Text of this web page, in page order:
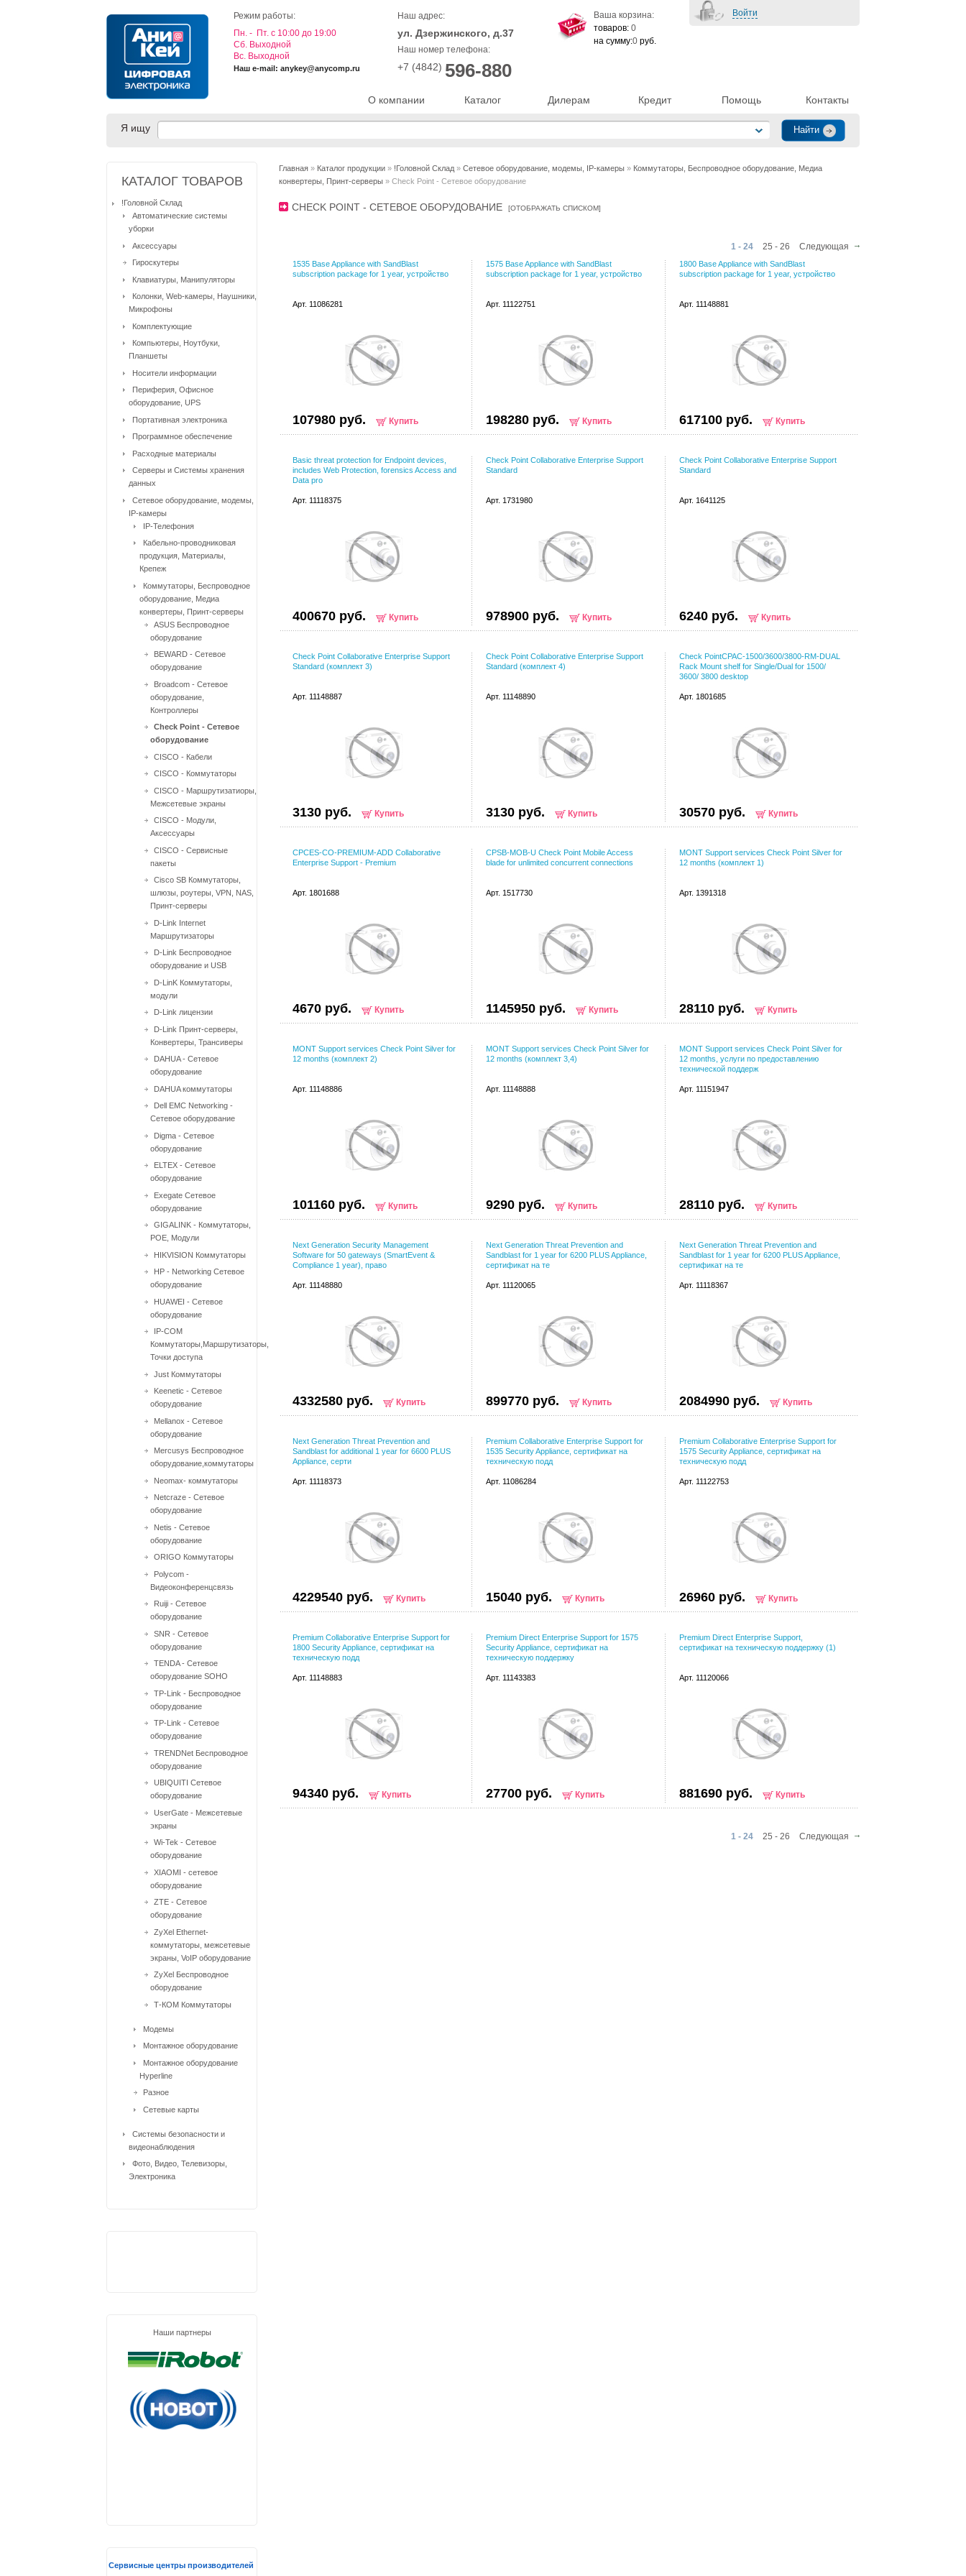
О компании Каталог Дилерам Кредит Помощь Контакты
Режим работы:
Пн. - Пт. с 10:00 до 19:00
Cб. Выходной
Вс. Выходной
Наш e-mail: anykey@anycomp.ru
Наш адрес:
ул. Дзержинского, д.37
Наш номер телефона:
+7 (4842) 596-880
Войти
Ваша корзина:
товаров: 0
на сумму:0 руб.
Я ищу
Главная » Каталог продукции » !Головной Склад » Сетевое оборудование, модемы, IP-камеры » Коммутаторы, Беспроводное оборудование, Медиа
конвертеры, Принт-серверы » Check Point - Сетевое оборудование
CHECK POINT - СЕТЕВОЕ ОБОРУДОВАНИЕ [ОТОБРАЖАТЬ СПИСКОМ]
1 - 24 25 - 26 Следующая
1535 Base Appliance with SandBlast
subscription package for 1 year, устройство
Арт. 11086281
107980 руб. Купить
1575 Base Appliance with SandBlast
subscription package for 1 year, устройство
Арт. 11122751
198280 руб. Купить
1800 Base Appliance with SandBlast
subscription package for 1 year, устройство
Арт. 11148881
617100 руб. Купить
Basic threat protection for Endpoint devices,
includes Web Protection, forensics Access and
Data pro
Арт. 11118375
400670 руб. Купить
Check Point Collaborative Enterprise Support
Standard
Арт. 1731980
978900 руб. Купить
Check Point Collaborative Enterprise Support
Standard
Арт. 1641125
6240 руб. Купить
Check Point Collaborative Enterprise Support
Standard (комплект 3)
Арт. 11148887
3130 руб. Купить
Check Point Collaborative Enterprise Support
Standard (комплект 4)
Арт. 11148890
3130 руб. Купить
Check PointCPAC-1500/3600/3800-RM-DUAL
Rack Mount shelf for Single/Dual for 1500/
3600/ 3800 desktop
Арт. 1801685
30570 руб. Купить
CPCES-CO-PREMIUM-ADD Collaborative
Enterprise Support - Premium
Арт. 1801688
4670 руб. Купить
CPSB-MOB-U Check Point Mobile Access
blade for unlimited concurrent connections
Арт. 1517730
1145950 руб. Купить
MONT Support services Check Point Silver for
12 months (комплект 1)
Арт. 1391318
28110 руб. Купить
MONT Support services Check Point Silver for
12 months (комплект 2)
Арт. 11148886
101160 руб. Купить
MONT Support services Check Point Silver for
12 months (комплект 3,4)
Арт. 11148888
9290 руб. Купить
MONT Support services Check Point Silver for
12 months, услуги по предоставлению
технической поддерж
Арт. 11151947
28110 руб. Купить
Next Generation Security Management
Software for 50 gateways (SmartEvent &
Compliance 1 year), право
Арт. 11148880
4332580 руб. Купить
Next Generation Threat Prevention and
Sandblast for 1 year for 6200 PLUS Appliance,
сертификат на те
Арт. 11120065
899770 руб. Купить
Next Generation Threat Prevention and
Sandblast for 1 year for 6200 PLUS Appliance,
сертификат на те
Арт. 11118367
2084990 руб. Купить
Next Generation Threat Prevention and
Sandblast for additional 1 year for 6600 PLUS
Appliance, серти
Арт. 11118373
4229540 руб. Купить
Premium Collaborative Enterprise Support for
1535 Security Appliance, сертификат на
техническую подд
Арт. 11086284
15040 руб. Купить
Premium Collaborative Enterprise Support for
1575 Security Appliance, сертификат на
техническую подд
Арт. 11122753
26960 руб. Купить
Premium Collaborative Enterprise Support for
1800 Security Appliance, сертификат на
техническую подд
Арт. 11148883
94340 руб. Купить
Premium Direct Enterprise Support for 1575
Security Appliance, сертификат на
техническую поддержку
Арт. 11143383
27700 руб. Купить
Premium Direct Enterprise Support,
сертификат на техническую поддержку (1)
Арт. 11120066
881690 руб. Купить
1 - 24 25 - 26 Следующая
КАТАЛОГ ТОВАРОВ
!Головной Склад
Автоматические системы
уборки
Аксессуары
Гироскутеры
Клавиатуры, Манипуляторы
Колонки, Web-камеры, Наушники,
Микрофоны
Комплектующие
Компьютеры, Ноутбуки,
Планшеты
Носители информации
Периферия, Офисное
оборудование, UPS
Портативная электроника
Программное обеспечение
Расходные материалы
Серверы и Системы хранения
данных
Сетевое оборудование, модемы,
IP-камеры
IP-Телефония
Кабельно-проводниковая
продукция, Материалы,
Крепеж
Коммутаторы, Беспроводное
оборудование, Медиа
конвертеры, Принт-серверы
ASUS Беспроводное
оборудование
BEWARD - Сетевое
оборудование
Broadcom - Сетевое
оборудование,
Контроллеры
Check Point - Сетевое
оборудование
CISCO - Кабели
CISCO - Коммутаторы
CISCO - Маршрутизатиоры,
Межсетевые экраны
CISCO - Модули,
Аксессуары
CISCO - Сервисные
пакеты
Cisco SB Коммутаторы,
шлюзы, роутеры, VPN, NAS,
Принт-серверы
D-Link Internet
Маршрутизаторы
D-Link Беспроводное
оборудование и USB
D-LinK Коммутаторы,
модули
D-Link лицензии
D-Link Принт-серверы,
Конвертеры, Трансиверы
DAHUA - Сетевое
оборудование
DAHUA коммутаторы
Dell EMC Networking -
Сетевое оборудование
Digma - Сетевое
оборудование
ELTEX - Сетевое
оборудование
Exegate Сетевое
оборудование
GIGALINK - Коммутаторы,
POE, Модули
HIKVISION Коммутаторы
HP - Networking Сетевое
оборудование
HUAWEI - Сетевое
оборудование
IP-COM
Коммутаторы,Маршрутизаторы,
Точки доступа
Just Коммутаторы
Keenetic - Сетевое
оборудование
Mellanox - Сетевое
оборудование
Mercusys Беспроводное
оборудование,коммутаторы
Neomax- коммутаторы
Netcraze - Сетевое
оборудование
Netis - Сетевое
оборудование
ORIGO Коммутаторы
Polycom -
Видеоконференцсвязь
Ruiji - Сетевое
оборудование
SNR - Сетевое
оборудование
TENDA - Сетевое
оборудование SOHO
TP-Link - Беспроводное
оборудование
TP-Link - Сетевое
оборудование
TRENDNet Беспроводное
оборудование
UBIQUITI Сетевое
оборудование
UserGate - Межсетевые
экраны
Wi-Tek - Сетевое
оборудование
XIAOMI - сетевое
оборудование
ZTE - Сетевое
оборудование
ZyXel Ethernet-
коммутаторы, межсетевые
экраны, VoIP оборудование
ZyXel Беспроводное
оборудование
Т-КОМ Коммутаторы
Модемы
Монтажное оборудование
Монтажное оборудование
Hyperline
Разное
Сетевые карты
Системы безопасности и
видеонаблюдения
Фото, Видео, Телевизоры,
Электроника
Наши партнеры
Сервисные центры производителей